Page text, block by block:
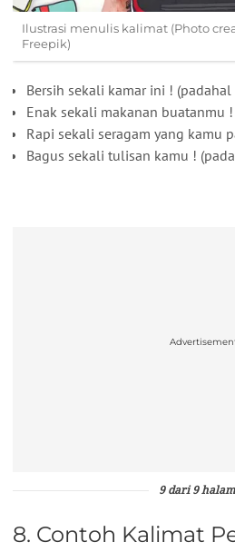
Ilustrasi menulis kalimat (Photo
Freepik)
Bersih sekali kamar ini !
Enak sekali makanan buatanmu
Rapi sekali seragam yang kamu
Bagus sekali tulisan kamu !
9 dari 9
8. Contoh Kalimat